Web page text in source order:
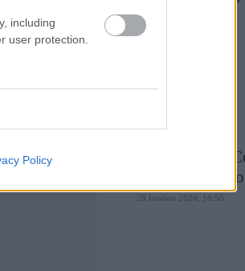
including
user protection.
Policy
680 σε 480,
ότι
28 Ιουλίου 2026, 10:58
Aiolia Avlaki
σε μία από
28 Ιουλίου 2026, 10:50